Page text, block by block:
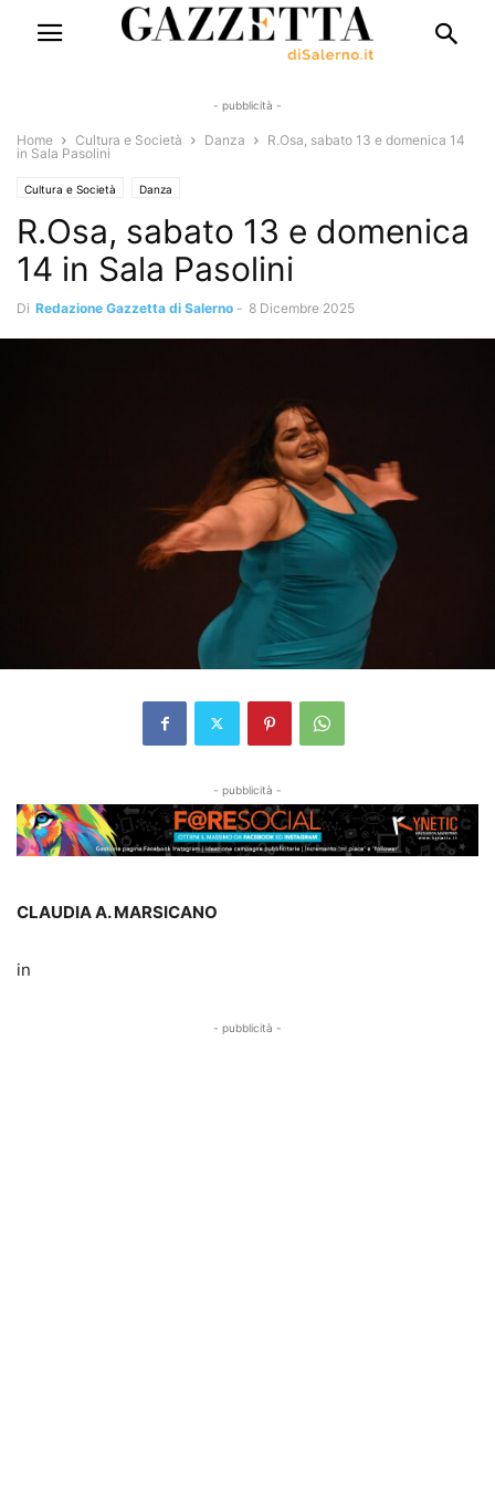
- pubblicità -
Home Cultura e Società Danza
R.Osa, sabato 13 e domenica 14
in Sala Pasolini
Cultura e Società Danza
R.Osa, sabato 13 e domenica
14 in Sala Pasolini
Di Redazione Gazzetta di Salerno - 8 Dicembre 2025
- pubblicità -
CLAUDIA A. MARSICANO
in
- pubblicità -